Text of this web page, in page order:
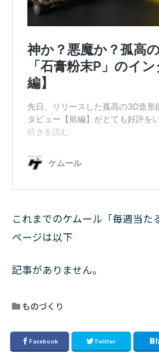
これまでのケムール「毎週当た
ページは以下
記事がありません。
ものづくり